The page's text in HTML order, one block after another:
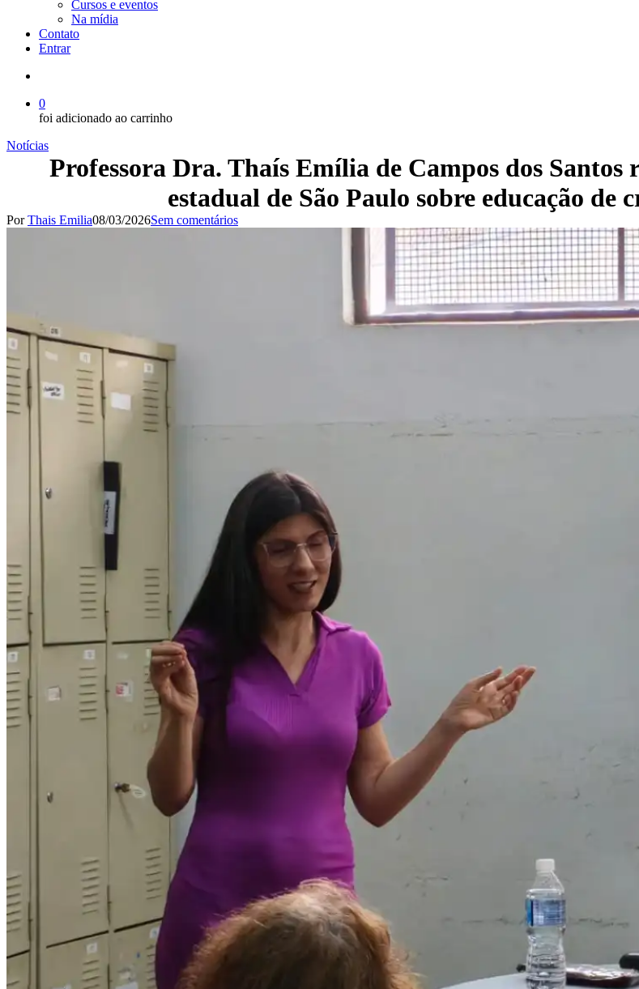
Cursos e eventos
Na mídia
Contato
Entrar
0
foi adicionado ao carrinho
Notícias
Professora Dra. Thaís Emília de Campos dos Santos
estadual de São Paulo sobre educação de
Por Thais Emilia08/03/2026Sem comentários